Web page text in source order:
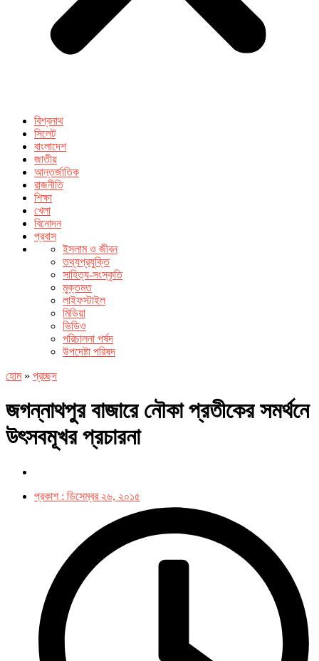
বিশ্বনাথ
সিলেট
বাংলাদেশ
জাতীয়
আন্তর্জাতিক
রাজনীতি
শিক্ষা
খেলা
বিনোদন
প্রবাস
ইসলাম ও জীবন
তথ্যপ্রযুক্তি
সাহিত্য-সংস্কৃতি
মুক্তমত
লাইফস্টাইল
মিডিয়া
ভিডিও
পরিচালনা পর্ষদ
উপদেষ্টা পরিষদ
হোম» প্রচ্ছদ
জগন্নাথপুর বাজারে নৌকা প্রতীকের সমর্থনে
উৎসবমূখর প্রচারনা
প্রকাশ : ডিসেম্বর ২৬, ২০১৫